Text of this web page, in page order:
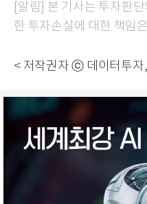
[알림] 본 기사는 투자판
한 투자손실에 대한 책임
< 저작권자 ⓒ 데이터투자